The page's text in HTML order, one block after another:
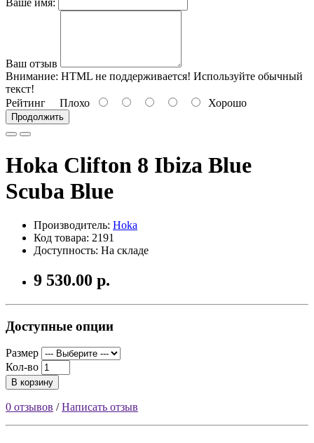
Ваше имя:
Ваш отзыв
Внимание: HTML не поддерживается! Используйте обычный
текст!
Рейтинг Плохо Хорошо
Продолжить
Hoka Clifton 8 Ibiza Blue
Scuba Blue
Производитель: Hoka
Код товара: 2191
Доступность: На складе
9 530.00 р.
Доступные опции
Размер
Кол-во
В корзину
0 отзывов /Написать отзыв